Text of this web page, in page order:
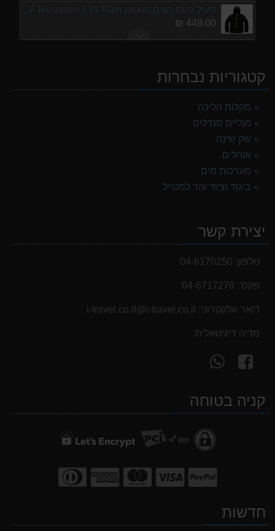
מעיל גשם נשים TNF Resolves 2 W Rain jacket
449.00 ₪
מנשא לתינוק לטיולים OSPERY POCO LT
699.00 ₪
קטגוריות נבחרות
מקלות הליכה
נעליים סנדלים
שק שינה
אוהלים
מערכות מים
ביגוד וציוד עזר למטייל
יצירת קשר
טלפון: 04-6170250
פקס': 04-6717278
דואר אלקטרוני: i-travel.co.il@i-travel.co.il
מדיה דיגיטאלית:
עקוב
אחרינו
facebook
WhatsAppקניה בטוחה
חדשות